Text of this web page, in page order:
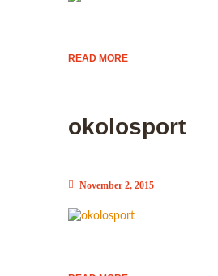
READ MORE
okolosport
November 2, 2015